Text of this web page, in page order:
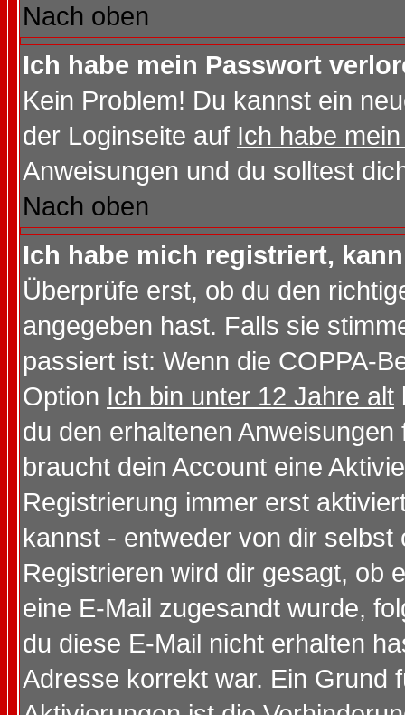
Nach oben
Ich habe mein Passwort
Kein Problem! Du kannst ein
der Loginseite auf Ich habe
Anweisungen und du solltest
Nach oben
Ich habe mich registriert,
Überprüfe erst, ob du den
angegeben hast. Falls sie
passiert ist: Wenn die COPPA-
Option Ich bin unter 12 Jahre alt
du den erhaltenen
braucht dein Account eine
Registrierung immer erst
kannst - entweder von dir selbst
Registrieren wird dir gesagt, ob
eine E-Mail zugesandt wurde,
du diese E-Mail nicht erhalten
Adresse korrekt war. Ein Grund